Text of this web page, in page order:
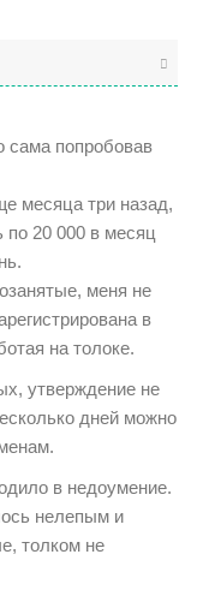
сама попробовав
месяца три назад,
по 20 000 в месяц
меня не
в
на толоке.
утверждение не
дней можно
в недоумение.
нелепым и
толком не